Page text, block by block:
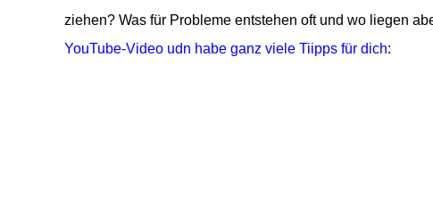
ziehen? Was für Probleme entstehen oft und wo liegen
YouTube-Video udn habe ganz viele Tiipps für dich: